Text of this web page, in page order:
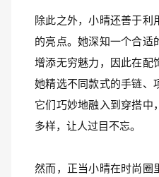
除此之外，小晴还善于利
的亮点。她深知一个合适
增添无穷魅力，因此在配
她精选不同款式的手链、
它们巧妙地融入到穿搭中
多样，让人过目不忘。
然而，正当小晴在时尚圈